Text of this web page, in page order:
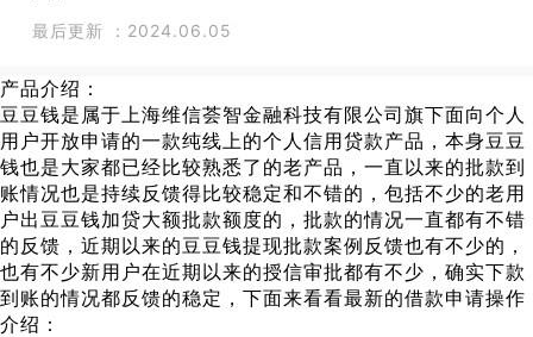
最后更新 ：2024.06.05
产品介绍：
豆豆钱是属于上海维信荟智金融科技有限公司旗下面向个人
用户开放申请的一款纯线上的个人信用贷款产品，本身豆豆
钱也是大家都已经比较熟悉了的老产品，一直以来的批款到
账情况也是持续反馈得比较稳定和不错的，包括不少的老用
户出豆豆钱加贷大额批款额度的，批款的情况一直都有不错
的反馈，近期以来的豆豆钱提现批款案例反馈也有不少的，
也有不少新用户在近期以来的授信审批都有不少，确实下款
到账的情况都反馈的稳定，下面来看看最新的借款申请操作
介绍：